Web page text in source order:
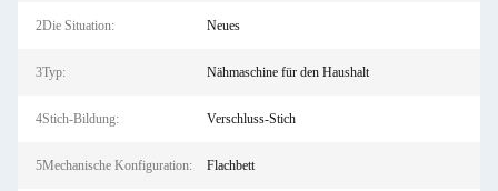
2Die Situation: Neues
3Typ: Nähmaschine für den Haushalt
4Stich-Bildung: Verschluss-Stich
5Mechanische Konfiguration: Flachbett